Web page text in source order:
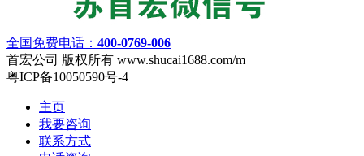
全国免费电话： 400-0769-006
首宏公司 版权所有 www.shucai1688.com/m
粤ICP备10050590号-4
主页
我要咨询
联系方式